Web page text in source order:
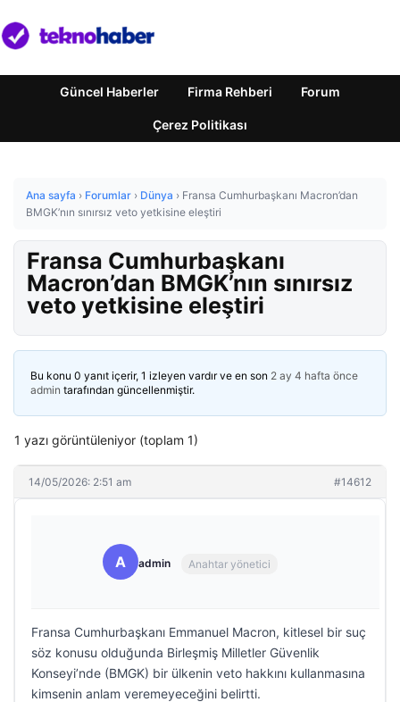
Güncel Haberler Firma Rehberi Forum
Çerez Politikası
Ana sayfa › Forumlar › Dünya › Fransa Cumhurbaşkanı Macron’dan
BMGK’nın sınırsız veto yetkisine eleştiri
Fransa Cumhurbaşkanı
Macron’dan BMGK’nın sınırsız
veto yetkisine eleştiri
Bu konu 0 yanıt içerir, 1 izleyen vardır ve en son 2 ay 4 hafta önce
admin tarafından güncellenmiştir.
1 yazı görüntüleniyor (toplam 1)
14/05/2026: 2:51 am #14612
A admin Anahtar yönetici
Fransa Cumhurbaşkanı Emmanuel Macron, kitlesel bir suç
söz konusu olduğunda Birleşmiş Milletler Güvenlik
Konseyi’nde (BMGK) bir ülkenin veto hakkını kullanmasına
kimsenin anlam veremeyeceğini belirtti.